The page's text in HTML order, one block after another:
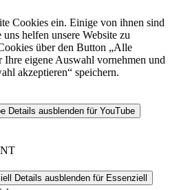
Cookies ein. Einige von ihnen sind
helfen unsere Website zu
über den Button „Alle
Ihre eigene Auswahl vornehmen und
akzeptieren“ speichern.
Details ausblenden für YouTube
Details ausblenden für Essenziell